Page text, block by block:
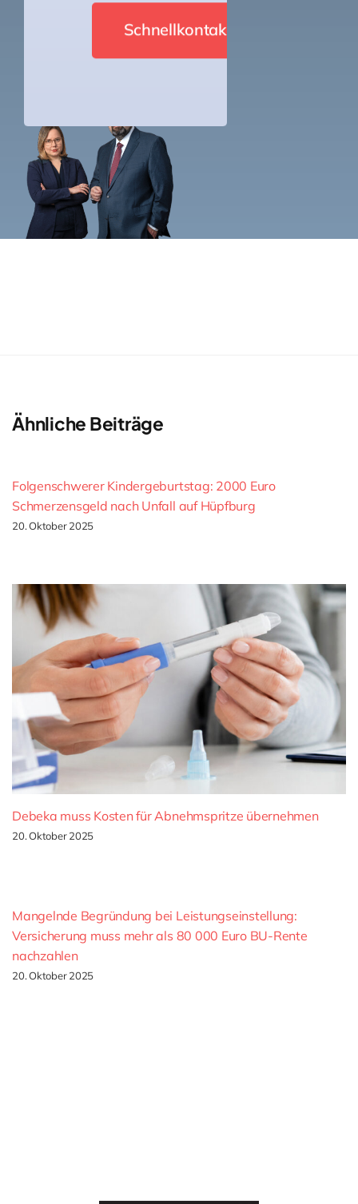
Schnellkontakt
Ähnliche Beiträge
Folgenschwerer Kindergeburtstag: 2000 Euro
Schmerzensgeld nach Unfall auf Hüpfburg
20. Oktober 2025
Debeka muss Kosten für Abnehmspritze übernehmen
20. Oktober 2025
Mangelnde Begründung bei Leistungseinstellung:
Versicherung muss mehr als 80 000 Euro BU-Rente
nachzahlen
20. Oktober 2025